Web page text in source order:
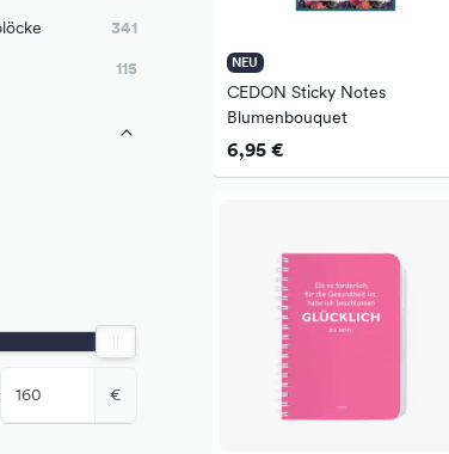
341
115
€
NEU
CEDON Sticky Notes
Blumenbouquet
6,95 €